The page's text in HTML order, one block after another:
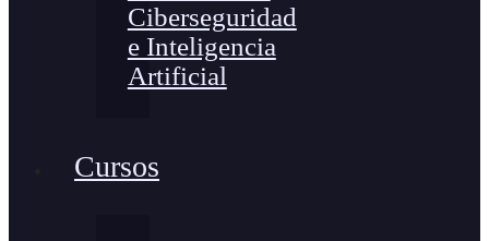
Ciberseguridad
e Inteligencia
Artificial
Cursos